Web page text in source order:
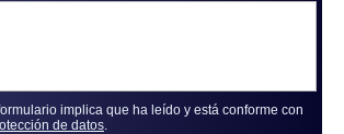
implica que ha leído y está conforme con
de datos